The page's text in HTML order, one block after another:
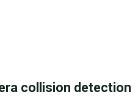
collision detection